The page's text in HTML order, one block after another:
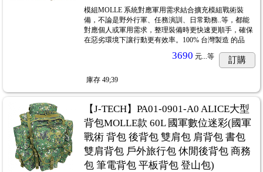
模組MOLLE 系統對應軍用需求結合擴充模組戰術裝
備，不論是野外行軍、任務演訓、日常勤務..等，都能
對應個人或軍用需求，整理裝備時更快速更順手，確保
在惡劣環境下讓行動更有效率。100% 台灣製造 的品
3690 元... 等 訂購
庫存 49;39
【J-TECH】PA01-0901-A0 ALICE大型
背包MOLLE款 60L 國軍數位迷彩(國軍
戰術 背包 後背包 雙肩包 肩背包 書包
雙肩背包 戶外旅行包 休閒後背包 商務
包 筆電背包 平板背包 登山包)